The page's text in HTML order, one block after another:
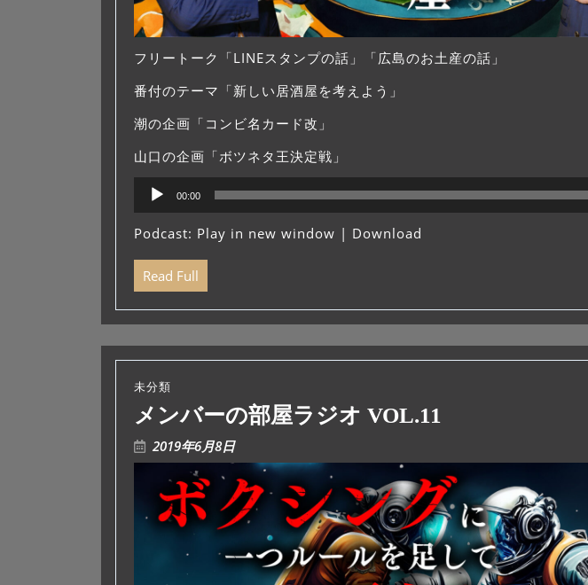
フリートーク「LINEスタンプの話」「広島のお土産の話」
番付のテーマ「新しい居酒屋を考えよう」
潮の企画「コンビ名カード改」
山口の企画「ボツネタ王決定戦」
プ
レ
ー
ヤ
00:00
Podcast: Play in new window | Download
Read Full
未分類
メンバーの部屋ラジオ VOL.11
2019年6月8日